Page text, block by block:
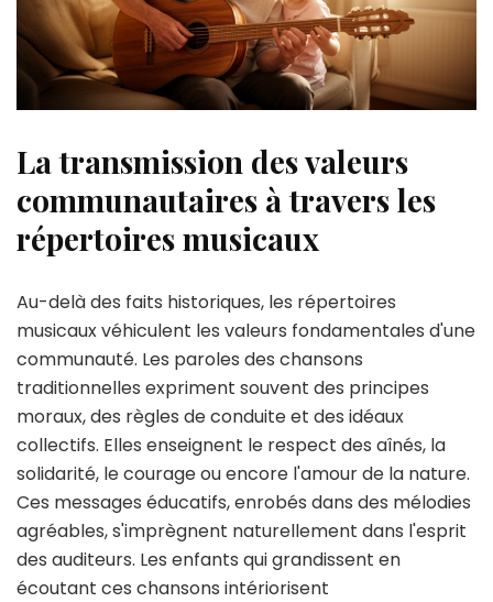
La transmission des valeurs
communautaires à travers les
répertoires musicaux
Au-delà des faits historiques, les répertoires
musicaux véhiculent les valeurs fondamentales d'une
communauté. Les paroles des chansons
traditionnelles expriment souvent des principes
moraux, des règles de conduite et des idéaux
collectifs. Elles enseignent le respect des aînés, la
solidarité, le courage ou encore l'amour de la nature.
Ces messages éducatifs, enrobés dans des mélodies
agréables, s'imprègnent naturellement dans l'esprit
des auditeurs. Les enfants qui grandissent en
écoutant ces chansons intériorisent